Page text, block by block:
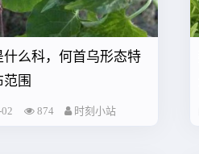
什么科，何首乌形态特
围
874 时刻小站